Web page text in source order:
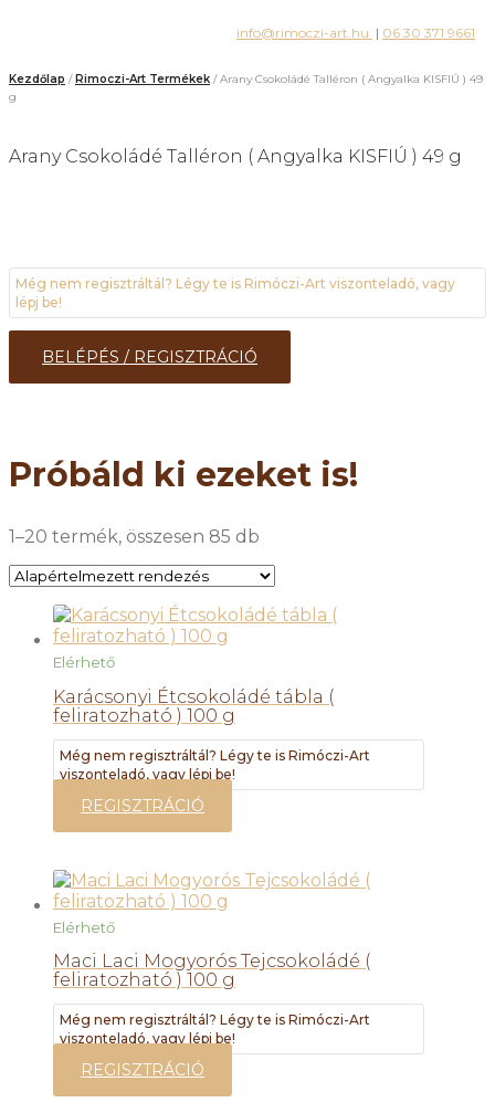
info@rimoczi-art.hu | 06 30 371 9661
Kezdőlap /Rimoczi-Art Termékek / Arany Csokoládé Talléron ( Angyalka KISFIÚ ) 49
g
Arany Csokoládé Talléron ( Angyalka KISFIÚ ) 49 g
Még nem regisztráltál? Légy te is Rimóczi-Art viszonteladó, vagy
lépj be!
BELÉPÉS / REGISZTRÁCIÓ
Próbáld ki ezeket is!
1–20 termék, összesen 85 db
Elérhető
Karácsonyi Étcsokoládé tábla (
feliratozható ) 100 g
Még nem regisztráltál? Légy te is Rimóczi-Art
viszonteladó, vagy lépj be!
REGISZTRÁCIÓ
Elérhető
Maci Laci Mogyorós Tejcsokoládé (
feliratozható ) 100 g
Még nem regisztráltál? Légy te is Rimóczi-Art
viszonteladó, vagy lépj be!
REGISZTRÁCIÓ